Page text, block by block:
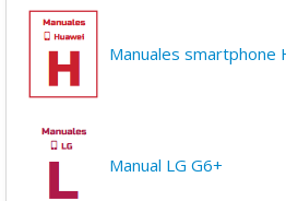
Manuales smartphone
Manual LG G6+